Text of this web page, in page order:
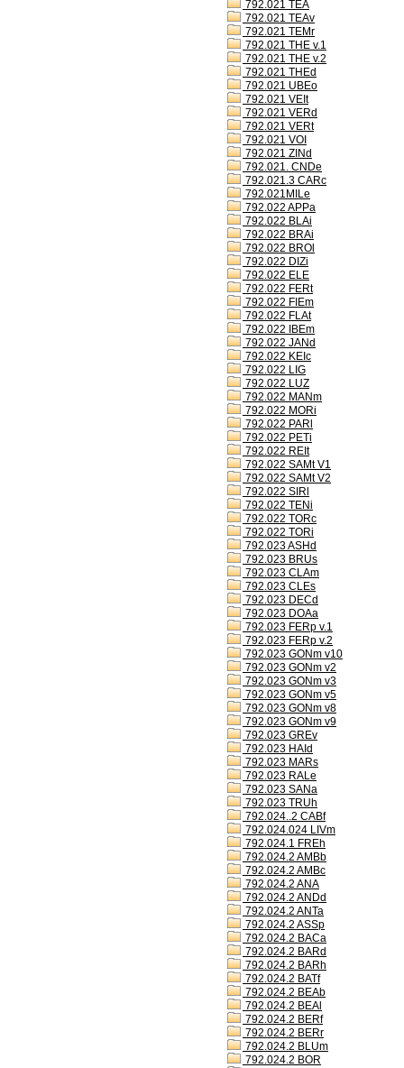
792.021 TEA
792.021 TEAv
792.021 TEMr
792.021 THE v.1
792.021 THE v.2
792.021 THEd
792.021 UBEo
792.021 VEIt
792.021 VERd
792.021 VERt
792.021 VOI
792.021 ZINd
792.021. CNDe
792.021.3 CARc
792.021MILe
792.022 APPa
792.022 BLAi
792.022 BRAi
792.022 BROl
792.022 DIZi
792.022 ELE
792.022 FERt
792.022 FIEm
792.022 FLAt
792.022 IBEm
792.022 JANd
792.022 KEIc
792.022 LIG
792.022 LUZ
792.022 MANm
792.022 MORi
792.022 PARl
792.022 PETi
792.022 REIt
792.022 SAMt V1
792.022 SAMt V2
792.022 SIRl
792.022 TENi
792.022 TORc
792.022 TORi
792.023 ASHd
792.023 BRUs
792.023 CLAm
792.023 CLEs
792.023 DECd
792.023 DOAa
792.023 FERp v.1
792.023 FERp v.2
792.023 GONm v10
792.023 GONm v2
792.023 GONm v3
792.023 GONm v5
792.023 GONm v8
792.023 GONm v9
792.023 GREv
792.023 HAId
792.023 MARs
792.023 RALe
792.023 SANa
792.023 TRUh
792.024..2 CABf
792.024.024 LIVm
792.024.1 FREh
792.024.2 AMBb
792.024.2 AMBc
792.024.2 ANA
792.024.2 ANDd
792.024.2 ANTa
792.024.2 ASSp
792.024.2 BACa
792.024.2 BARd
792.024.2 BARh
792.024.2 BATf
792.024.2 BEAb
792.024.2 BEAl
792.024.2 BERf
792.024.2 BERr
792.024.2 BLUm
792.024.2 BOR